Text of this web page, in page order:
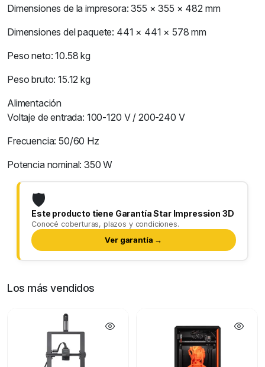
Dimensiones de la impresora: 355 × 355 × 482 mm
Dimensiones del paquete: 441 × 441 × 578 mm
Peso neto: 10.58 kg
Peso bruto: 15.12 kg
Alimentación
Voltaje de entrada: 100-120 V / 200-240 V
Frecuencia: 50/60 Hz
Potencia nominal: 350 W
🛡️
Este producto tiene Garantía Star Impression 3D
Conocé coberturas, plazos y condiciones.
Ver garantía →
Los más vendidos